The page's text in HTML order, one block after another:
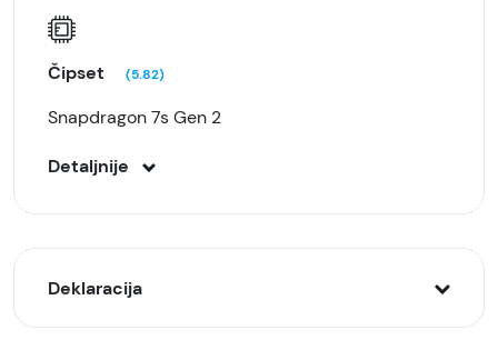
Čipset (5.82)
Snapdragon 7s Gen 2
Detaljnije
Deklaracija